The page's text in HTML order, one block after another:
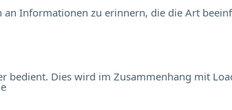
Informationen zu erinnern, die die Art
bedient. Dies wird im Zusammenhang mit